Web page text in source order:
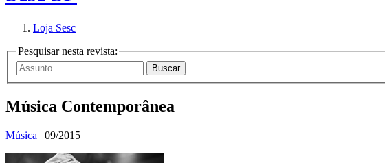
Loja Sesc
Pesquisar nesta revista:
Música Contemporânea
Música | 09/2015